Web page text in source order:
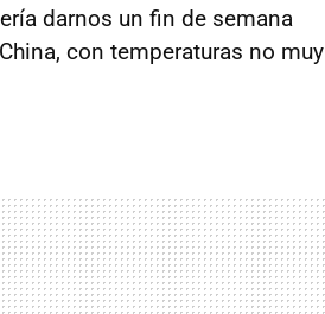
darnos un fin de semana
con temperaturas no muy